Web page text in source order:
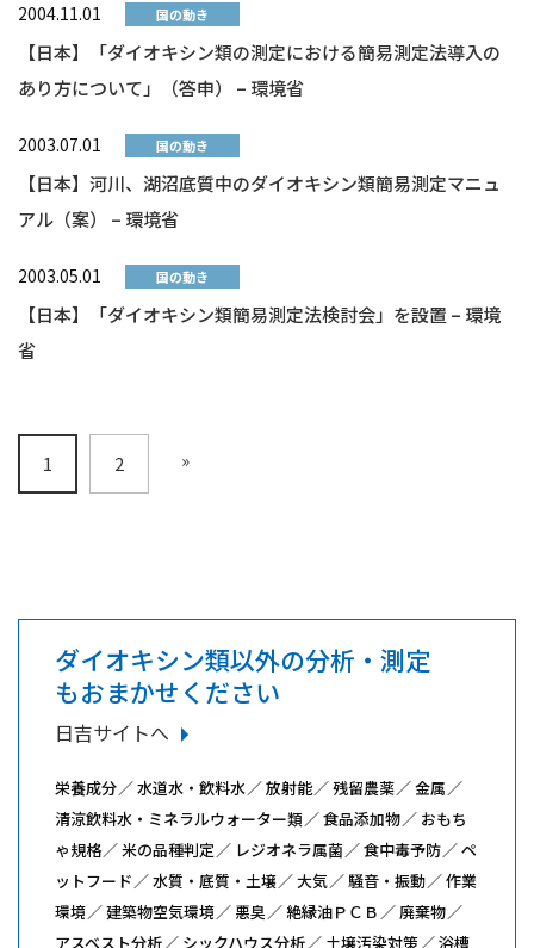
2004.11.01 国の動き
【日本】「ダイオキシン類の測定における簡易測定法導入の
あり方について」（答申） – 環境省
2003.07.01 国の動き
【日本】河川、湖沼底質中のダイオキシン類簡易測定マニュ
アル（案） – 環境省
2003.05.01 国の動き
【日本】「ダイオキシン類簡易測定法検討会」を設置 – 環境
省
1 2 »
ダイオキシン類以外の分析・測定
もおまかせください
日吉サイトへ
栄養成分 水道水・飲料水 放射能 残留農薬
金属
清涼飲料水・ミネラルウォーター類
食品添加物
おもち
ゃ規格
米の品種判定 レジオネラ属菌 食中毒予防
ペ
ットフード
水質・底質・土壌 大気 騒音・振動
作業
環境
建築物空気環境 悪臭 絶縁油ＰＣＢ
廃棄物
アスベスト分析
シックハウス分析 土壌汚染対策
浴槽